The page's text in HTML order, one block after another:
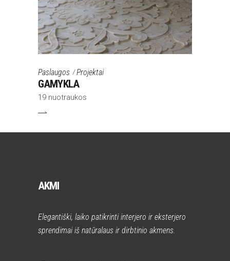
Paslaugos Projektai
GAMYKLA
19 nuotraukos
AKMI
Elegantiški, laiko patikrinti interjero ir eksterjero
sprendimai iš natūralaus ir dirbtinio akmens.